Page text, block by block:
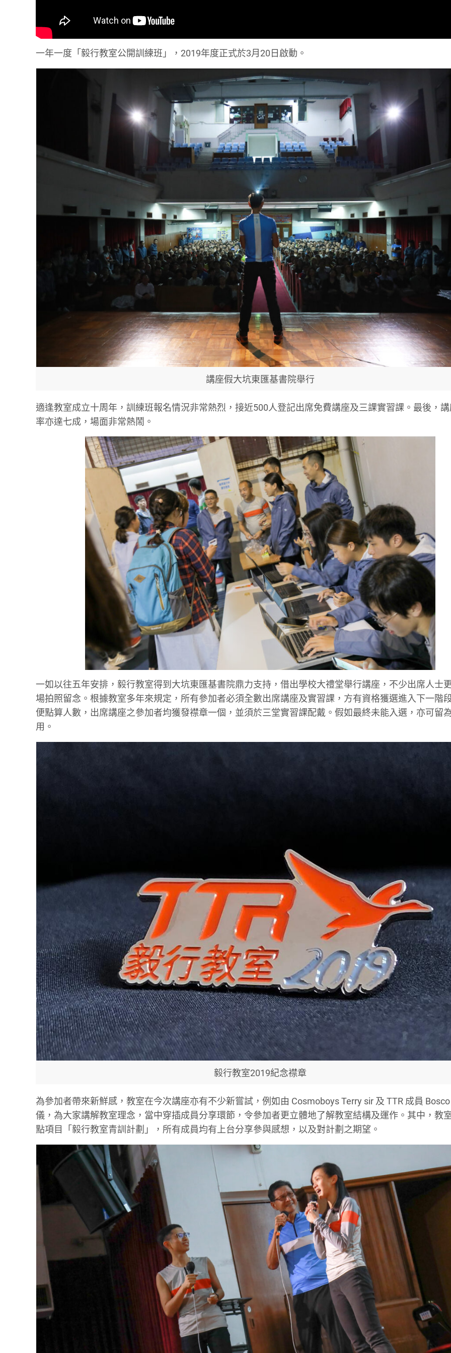
一年一度「毅行教室公開訓練班」，2019年度正式於3月20日啟動。
講座假大坑東匯基書院舉行
適逢教室成立十周年，訓練班報名情況非常熱烈，接近500人登記出席免費講座及三課實習課。最後，
率亦達七成，場面非常熱鬧。
一如以往五年安排，毅行教室得到大坑東匯基書院鼎力支持，借出學校大禮堂舉行講座，不少出席人士
場拍照留念。根據教室多年來規定，所有參加者必須全數出席講座及實習課，方有資格獲選進入下一階
便點算人數，出席講座之參加者均獲發襟章一個，並須於三堂實習課配戴。假如最終未能入選，亦可留
用。
毅行教室2019紀念襟章
為參加者帶來新鮮感，教室在今次講座亦有不少新嘗試，例如由 Cosmoboys Terry sir 及 TTR 成員
儀，為大家講解教室理念，當中穿插成員分享環節，令參加者更立體地了解教室結構及運作。其中，教
點項目「毅行教室青訓計劃」，所有成員均有上台分享參與感想，以及對計劃之期望。